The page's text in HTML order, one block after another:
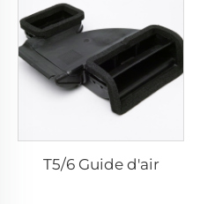
T5/6 Guide d'air